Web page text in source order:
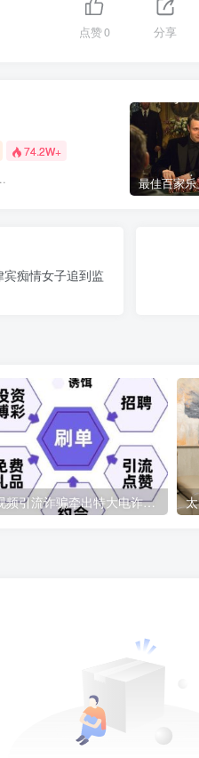
点赞0 分享
74.2W+
痴情女子追到监
短视频引流诈骗牵出特大电诈案 涉案金额6000余万元